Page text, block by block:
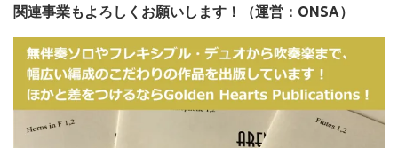
関連事業もよろしくお願いします！（運営：ONSA）